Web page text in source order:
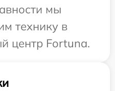
мы
технику в
центр Fortuna.